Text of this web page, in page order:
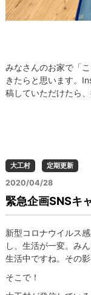
みなさんのお家で「
きたらと思います。
稿していただけたら
大工村 定期更新
2020/04/28
緊急企画SNSキ
新型コロナウイルス
し、生活が一変。み
生活中ですね。その
そこで！